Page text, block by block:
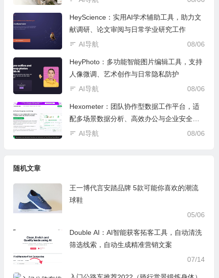
HeyScience：实用AI学术辅助工具，助力文
献调研、论文审阅与日常学业研究工作
08/06
AI导航
HeyPhoto：多功能智能图片编辑工具，支持
人像微调、艺术创作与日常隐私防护
08/06
AI导航
Hexometer：团队协作型数据工作平台，适
配多场景数据分析、高效办公与企业安全管
控
08/06
AI导航
随机文章
王一博代言安踏品牌 5款可能你喜欢的潮流
球鞋
05/06
Double AI：AI智能获客拓客工具，自动清洗
筛选线索，自动生成精准营销文案
07/14